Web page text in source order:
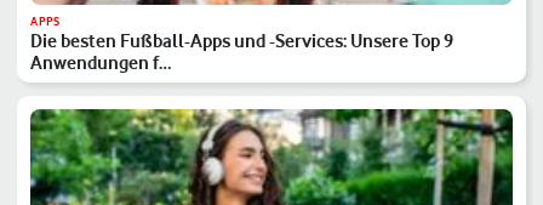
APPS
Die besten Fußball-Apps und -Services: Unsere Top 9
Anwendungen f…